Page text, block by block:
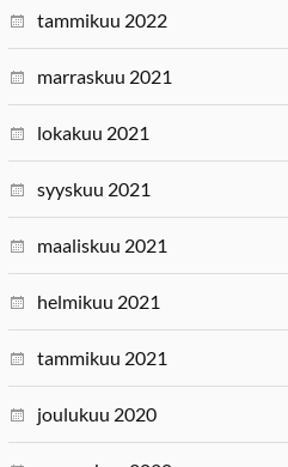
tammikuu 2022
marraskuu 2021
lokakuu 2021
syyskuu 2021
maaliskuu 2021
helmikuu 2021
tammikuu 2021
joulukuu 2020